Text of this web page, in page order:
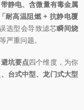
静电、含微量有毒金属
「耐高温阻燃 + 抗静电覆
选型会导致滤芯瞬间烧
等严重问题。
坑要点四个维度，为你
台式中型、龙门式大型